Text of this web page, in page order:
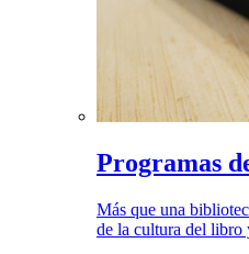
Programas
Más que una
de la cultura del